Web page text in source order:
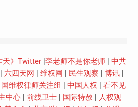
天》Twitter| 李老师不是你老师| 中共
六四天网 维权网 民生观察 博讯|
维权律师关注组 中国人权
看不见
中心| 前线卫士| 国际特赦
人权观